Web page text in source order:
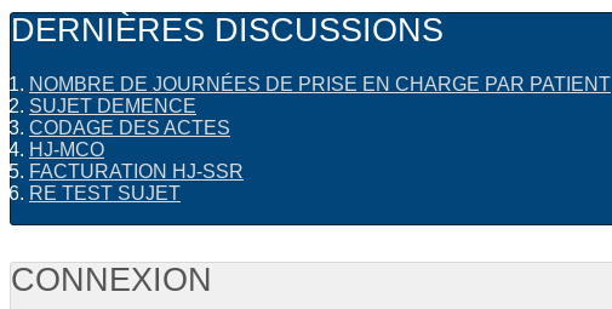
DERNIÈRES DISCUSSIONS
NOMBRE DE JOURNÉES DE PRISE EN CHARGE PAR PATIENT
SUJET DEMENCE
CODAGE DES ACTES
HJ-MCO
FACTURATION HJ-SSR
RE TEST SUJET
CONNEXION